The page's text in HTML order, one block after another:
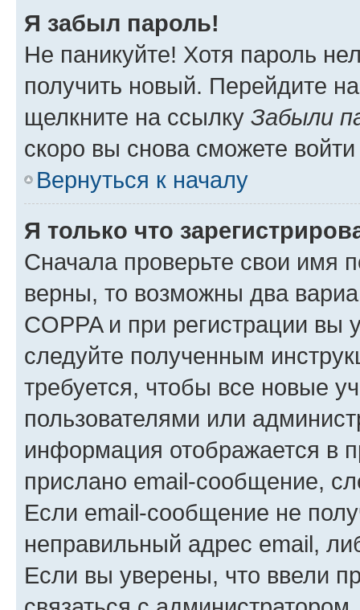
Я забыл пароль!
Не паникуйте! Хотя пароль
получить новый. Перейдите
щелкните на ссылку Забыли
скоро вы снова сможете
Вернуться к началу
Я только что
Сначала проверьте свои имя
верны, то возможны два
COPPA и при регистрации вы
следуйте полученным
требуется, чтобы все новые
пользователями или
информация отображается в
прислано email-сообщение,
Если email-сообщение не
неправильный адрес email,
Если вы уверены, что ввели